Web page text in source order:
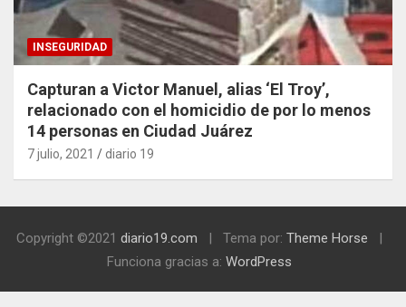
INSEGURIDAD
Capturan a Victor Manuel, alias ‘El Troy’,
relacionado con el homicidio de por lo menos
14 personas en Ciudad Juárez
7 julio, 2021 diario 19
Copyright ©2021 diario19.com Tema por: Theme Horse
Funciona gracias a: WordPress